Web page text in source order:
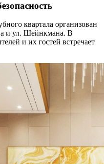
квартала организован
и ул. Шейнкмана. В
и их гостей встречает